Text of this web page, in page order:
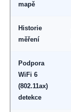
mapě
Historie
měření
Podpora
WiFi 6
(802.11ax)
detekce